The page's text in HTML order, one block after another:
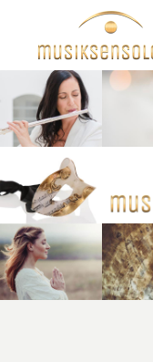
content